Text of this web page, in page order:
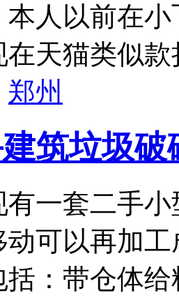
人以前在
在天猫类似
郑州
筑垃圾破
一套二手
可以再加
：带仓体